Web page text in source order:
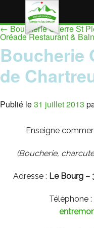
Accueil
Espace « Employeur »
Espace « Particulier »
Points de vente adhérents
Devenir point de vente
←Boucherie Guerre St
Oréade Restaurant &
Boucherie
de
Publié le31 juillet 2013
Enseigne
(Boucherie,
Adresse : Le Bourg –
Téléphone :